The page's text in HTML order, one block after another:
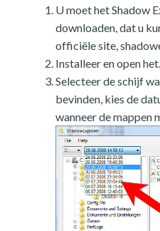
U moet het Shadow
downloaden, dat u
officiële site,
Installeer en open het.
Selecteer de schijf
bevinden, kies de
wanneer de mappen